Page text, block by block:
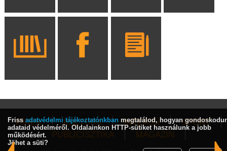
HÍREK KULTÚRA INTERJÚ
SPORT
PUBLICISZTIKA
MAGAZIN
Friss adatvédelmi tájékoztatónkban megtalálod, hogyan
adataid védelméről. Oldalainkon HTTP-sütiket használunk a jobb
működésért.
Jöhet a süti?